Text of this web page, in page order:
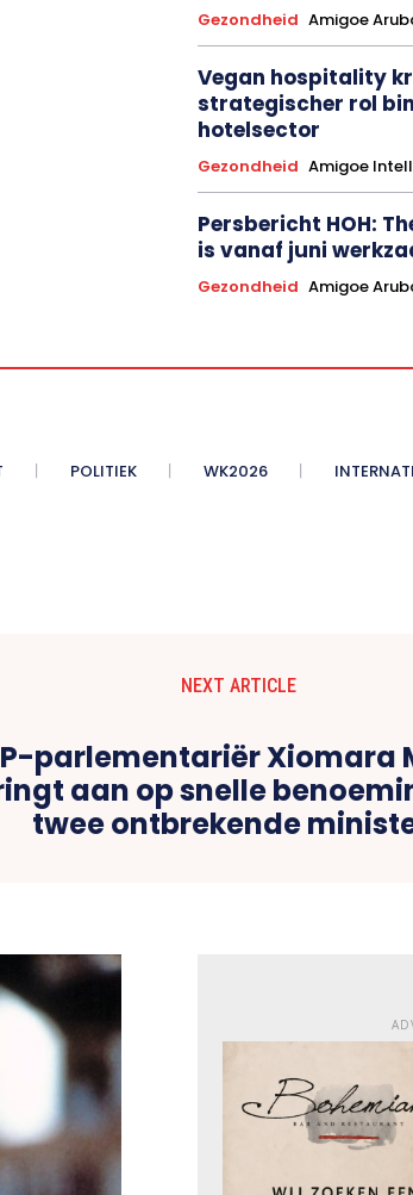
Gezondheid Amigoe
Vegan hospitality
strategischer rol
hotelsector
Gezondheid Amigoe
Persbericht HOH:
is vanaf juni
Gezondheid Amigoe
POLITIEK WK2026
NEXT ARTICLE
parlementariër Xiomara
aan op snelle
twee ontbrekende